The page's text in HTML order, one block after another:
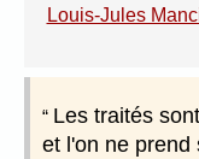
Louis-Jules
Les traités
et l'on ne prend